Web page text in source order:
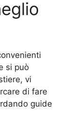
si può
vi
di fare
guide